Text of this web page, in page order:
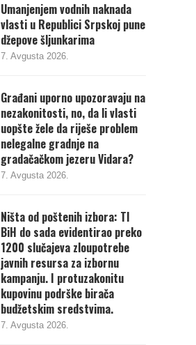
Umanjenjem vodnih naknada
vlasti u Republici Srpskoj pune
džepove šljunkarima
7. Avgusta 2026.
Građani uporno upozoravaju na
nezakonitosti, no, da li vlasti
uopšte žele da riješe problem
nelegalne gradnje na
gradačačkom jezeru Vidara?
7. Avgusta 2026.
Ništa od poštenih izbora: TI
BiH do sada evidentirao preko
1200 slučajeva zloupotrebe
javnih resursa za izbornu
kampanju. I protuzakonitu
kupovinu podrške birača
budžetskim sredstvima.
7. Avgusta 2026.